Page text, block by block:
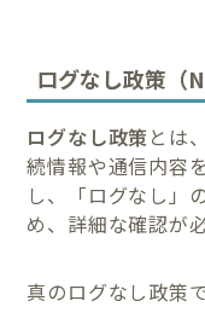
ログなし政策（
ログなし政策とは
続情報や通信内容
し、「ログなし」
め、詳細な確認が
真のログなし政策